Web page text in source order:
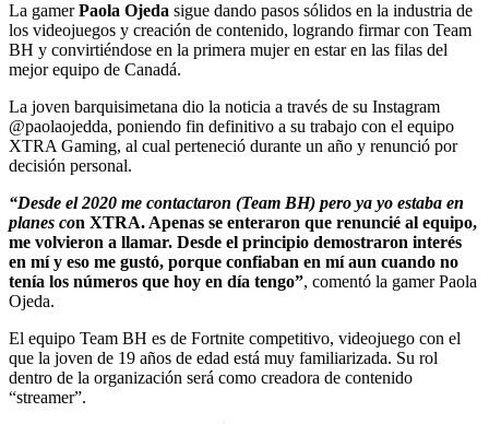
La gamerPaola Ojeda sigue dando pasos sólidos en la industria de
los videojuegos y creación de contenido, logrando firmar con Team
BH y convirtiéndose en la primera mujer en estar en las filas del
mejor equipo de Canadá.
La joven barquisimetana dio la noticia a través de su Instagram
@paolaojedda, poniendo fin definitivo a su trabajo con el equipo
XTRA Gaming, al cual perteneció durante un año y renunció por
decisión personal.
“Desde el 2020 me contactaron (Team BH) pero ya yo estaba en
planes con XTRA. Apenas se enteraron que renuncié al equipo,
me volvieron a llamar. Desde el principio demostraron interés
en mí y eso me gustó, porque confiaban en mí aun cuando no
tenía los números que hoy en día tengo”, comentó la gamer Paola
Ojeda.
El equipo Team BH es de Fortnite competitivo, videojuego con el
que la joven de 19 años de edad está muy familiarizada. Su rol
dentro de la organización será como creadora de contenido
“streamer”.